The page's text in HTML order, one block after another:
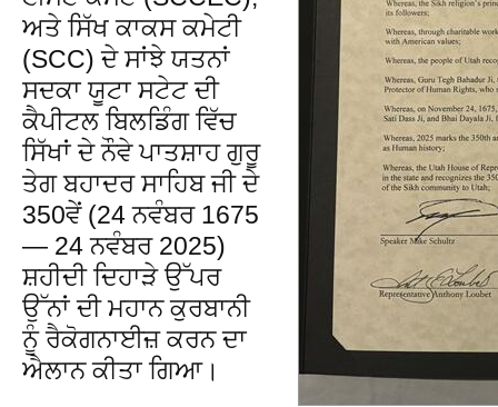
ਅਤੇ ਸਿੱਖ ਕਾਕਸ ਕਮੇਟੀ
(SCC) ਦੇ ਸਾਂਝੇ ਯਤਨਾਂ
ਸਦਕਾ ਯੂਟਾ ਸਟੇਟ ਦੀ
ਕੈਪੀਟਲ ਬਿਲਡਿੰਗ ਵਿੱਚ
ਸਿੱਖਾਂ ਦੇ ਨੌਵੇ ਪਾਤਸ਼ਾਹ ਗੁਰੂ
ਤੇਗ ਬਹਾਦਰ ਸਾਹਿਬ ਜੀ ਦੇ
350ਵੇਂ (24 ਨਵੰਬਰ 1675
— 24 ਨਵੰਬਰ 2025)
ਸ਼ਹੀਦੀ ਦਿਹਾੜੇ ਉੱਪਰ
ਉੱਨਾਂ ਦੀ ਮਹਾਨ ਕੁਰਬਾਨੀ
ਨੂੰ ਰੈਕੋਗਨਾਈਜ਼ ਕਰਨ ਦਾ
ਐਲਾਨ ਕੀਤਾ ਗਿਆ।